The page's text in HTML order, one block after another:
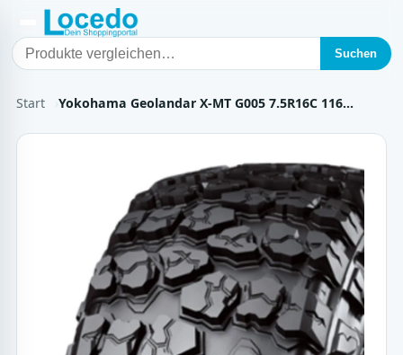
Suchen
Start Yokohama Geolandar X-MT G005 7.5R16C 116…